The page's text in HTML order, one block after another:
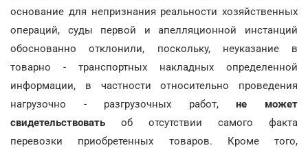
основание для непризнания реальности хозяйственных
операций, суды первой и апелляционной инстанций
обоснованно отклонили, поскольку, неуказание в
товарно - транспортных накладных определенной
информации, в частности относительно проведения
нагрузочно - разгрузочных работ,не может
свидетельствовать об отсутствии самого факта
перевозки приобретенных товаров. Кроме того,